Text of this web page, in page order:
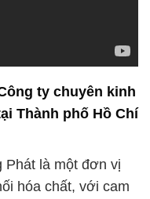
ty chuyên kinh
Thành phố Hồ Chí
Phát là một đơn vị
hóa chất, với cam